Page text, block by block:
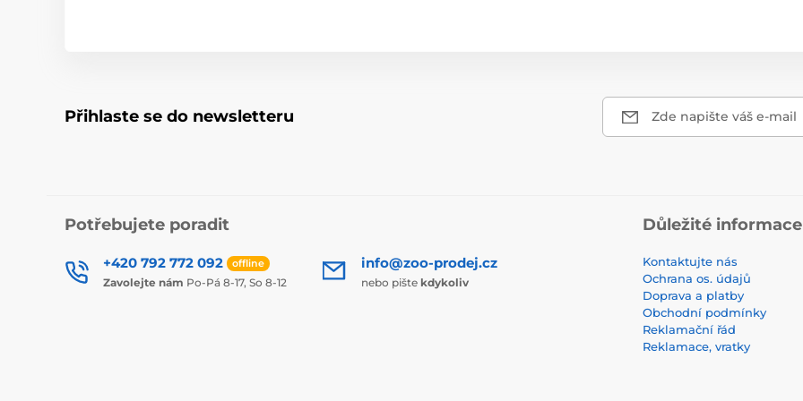
Přihlaste se do newsletteru Zde napište váš e-mail
Potřebujete poradit
+420 792 772 092 offline
Zavolejte nám Po-Pá 8-17, So 8-12
info@zoo-prodej.cz
nebo pište kdykoliv
Důležité informace
Kontaktujte nás
Ochrana os. údajů
Doprava a platby
Obchodní podmínky
Reklamační řád
Reklamace, vratky